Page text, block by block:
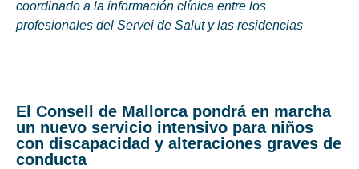
coordinado a la información clínica entre los
profesionales del Servei de Salut y las residencias
El Consell de Mallorca pondrá en marcha
un nuevo servicio intensivo para niños
con discapacidad y alteraciones graves de
conducta